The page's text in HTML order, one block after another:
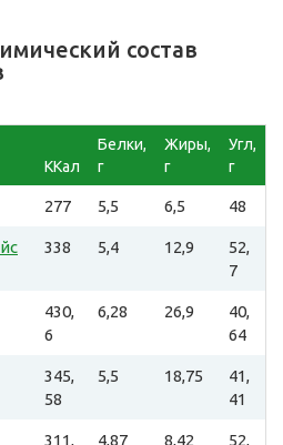
состав
ККал
Белки,
г
Жиры,
г
Угл,
г
277 5,5 6,5 48
338 5,4 12,9
52,
7
430,
6
6,28 26,9
40,
64
345,
58
5,5 18,75
41,
41
311,
4,87 8,42
52,